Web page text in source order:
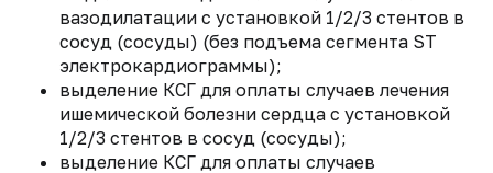
вазодилатации с установкой 1/2/3 стентов в
сосуд (сосуды) (без подъема сегмента ST
электрокардиограммы);
выделение КСГ для оплаты случаев лечения
ишемической болезни сердца с установкой
1/2/3 стентов в сосуд (сосуды);
выделение КСГ для оплаты случаев